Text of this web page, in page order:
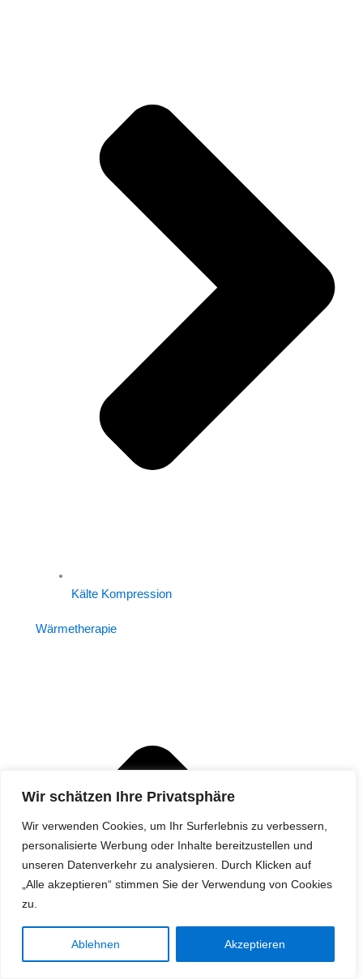
Wir schätzen Ihre Privatsphäre
Wir verwenden Cookies, um Ihr Surferlebnis zu verbessern,
personalisierte Werbung oder Inhalte bereitzustellen und
unseren Datenverkehr zu analysieren. Durch Klicken auf
„Alle akzeptieren“ stimmen Sie der Verwendung von Cookies
zu.
Ablehnen Akzeptieren
Kälte Kompression
Wärmetherapie